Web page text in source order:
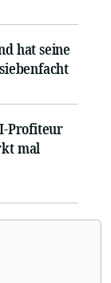
hat seine
Profiteur
mal